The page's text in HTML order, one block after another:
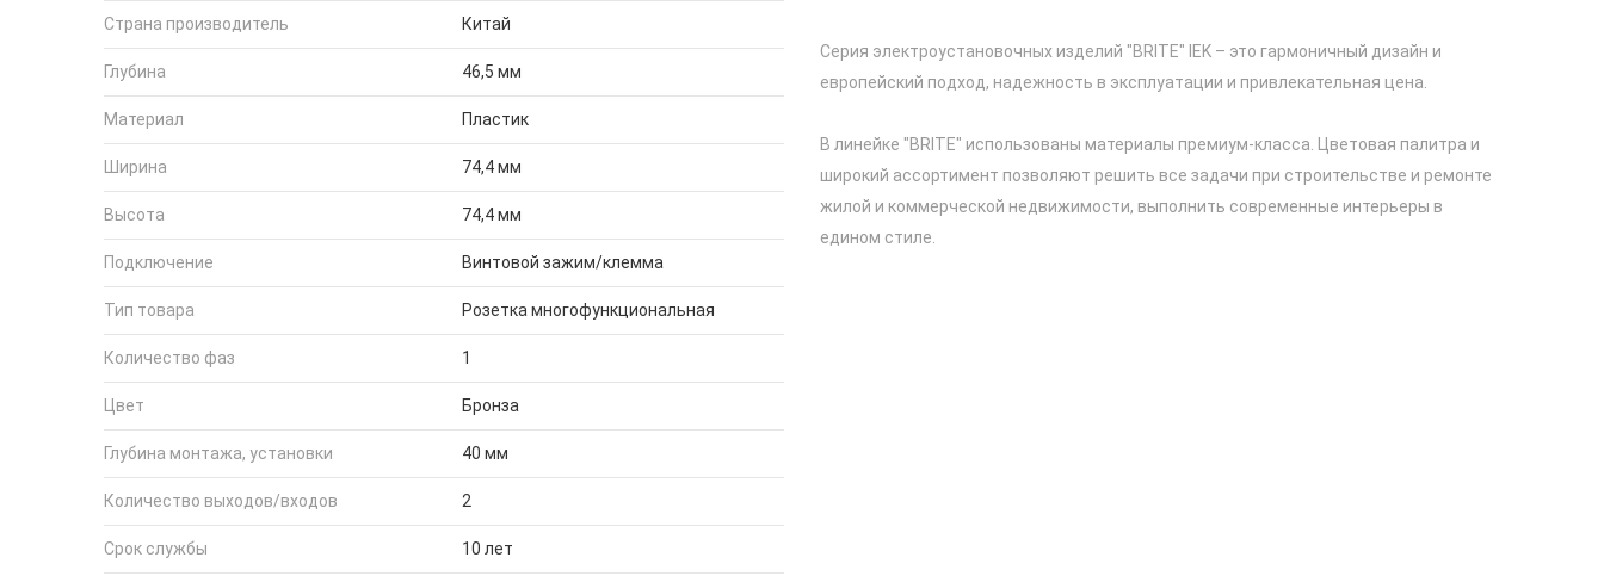
Страна производитель Китай
Глубина 46,5 мм
Материал Пластик
Ширина 74,4 мм
Высота 74,4 мм
Подключение Винтовой зажим/клемма
Тип товара Розетка многофункциональная
Количество фаз 1
Цвет Бронза
Глубина монтажа, установки 40 мм
Количество выходов/входов 2
Срок службы 10 лет
Серия электроустановочных изделий "BRITE" IEK – это гармоничный дизайн и
европейский подход, надежность в эксплуатации и привлекательная цена.
В линейке "BRITE" использованы материалы премиум-класса. Цветовая палитра и
широкий ассортимент позволяют решить все задачи при строительстве и ремонте
жилой и коммерческой недвижимости, выполнить современные интерьеры в
едином стиле.